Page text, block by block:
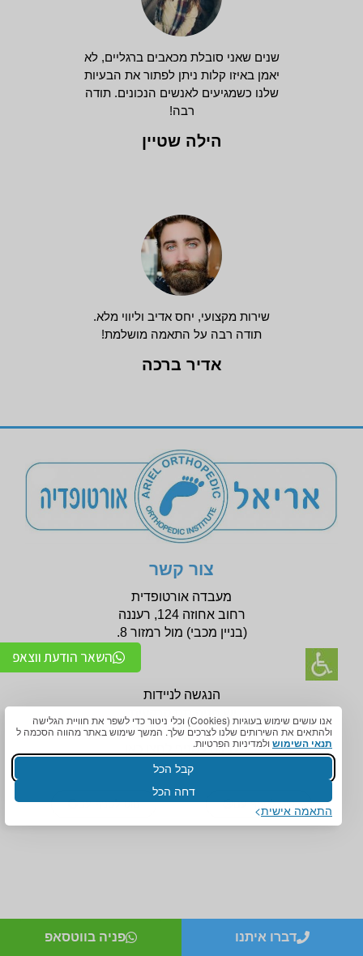
אנו עושים שימוש בעוגיות (Cookies) וכלי ניטור כדי לשפר את חוויית הגלישה
ולהתאים את השירותים שלנו לצרכים שלך. המשך שימוש באתר מהווה הסכמה ל
תנאי השימוש ולמדיניות הפרטיות.
קבל הכל
דחה הכל
התאמה אישית
שנים שאני סובלת מכאבים ברגליים, לא
יאמן באיזו קלות ניתן לפתור את הבעיות
שלנו כשמגיעים לאנשים הנכונים. תודה
רבה!
הילה שטיין
שירות מקצועי, יחס אדיב וליווי מלא.
תודה רבה על התאמה מושלמת!
אדיר ברכה
צור קשר
מעבדה אורטופדית
רחוב אחוזה 124, רעננה
(בניין מכבי) מול רמזור 8.
הנגשה לניידות
יש חניה תת קרקעית.
טלפון:09-7456772
לניווט לסניף לחצו כאן
נווט לסניף עם נווט לסניף עם
השאר הודעת ווצאפ
אביזרים אורטופדים אביזרים אורטופדים דברו איתנו פניה בווטסאפ